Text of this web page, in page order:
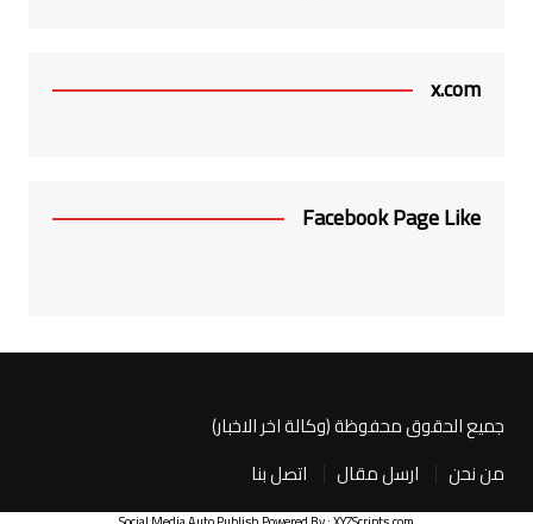
x.com
Facebook Page Like
جميع الحقوق محفوظة (وكالة اخر الاخبار)
من نحن
ارسل مقال اتصل بنا